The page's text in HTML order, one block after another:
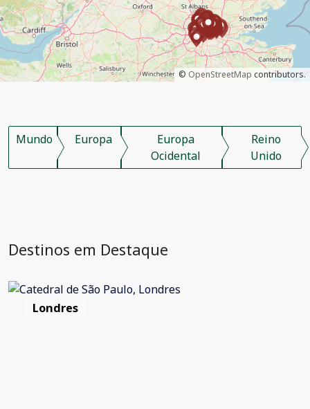
© OpenStreetMap contributors.
Mundo Europa
Europa
Ocidental
Reino
Unido
Destinos em Destaque
Londres